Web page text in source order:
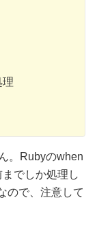
理
。Rubyのwhen
でしか処理し
ので、注意して